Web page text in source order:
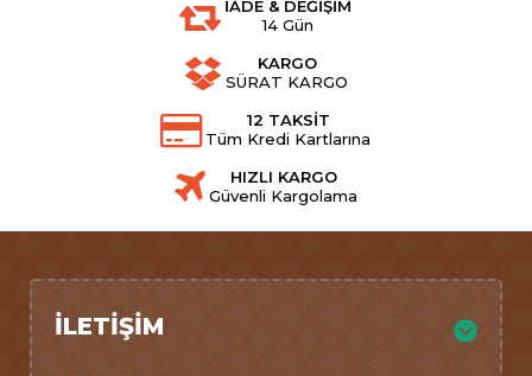
İADE & DEĞİŞİM
14 Gün
KARGO
SÜRAT KARGO
12 TAKSİT
Tüm Kredi Kartlarına
HIZLI KARGO
Güvenli Kargolama
İLETIŞIM